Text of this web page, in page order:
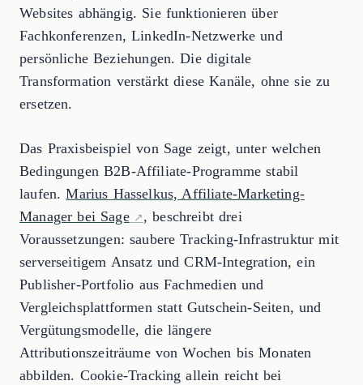
Websites abhängig. Sie funktionieren über
Fachkonferenzen, LinkedIn-Netzwerke und
persönliche Beziehungen. Die digitale
Transformation verstärkt diese Kanäle, ohne sie zu
ersetzen.
Das Praxisbeispiel von Sage zeigt, unter welchen
Bedingungen B2B-Affiliate-Programme stabil
laufen.Marius Hasselkus, Affiliate-Marketing-
Manager bei Sage
, beschreibt drei
Voraussetzungen: saubere Tracking-Infrastruktur mit
serverseitigem Ansatz und CRM-Integration, ein
Publisher-Portfolio aus Fachmedien und
Vergleichsplattformen statt Gutschein-Seiten, und
Vergütungsmodelle, die längere
Attributionszeiträume von Wochen bis Monaten
abbilden. Cookie-Tracking allein reicht bei